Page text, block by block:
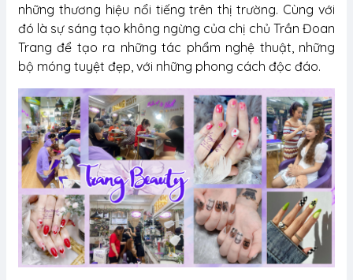
những thương hiệu nổi tiếng trên thị trường. Cùng với
đó là sự sáng tạo không ngừng của chị chủ Trần Đoan
Trang để tạo ra những tác phẩm nghệ thuật, những
bộ móng tuyệt đẹp, với những phong cách độc đáo.